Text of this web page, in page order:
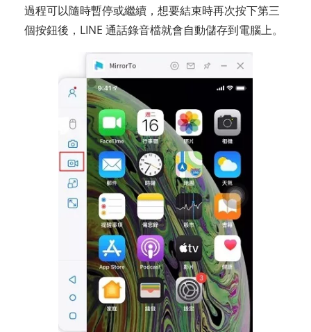
過程可以隨時暫停或繼續，想要結束時再次按下第三
個按鈕後，LINE 通話錄音檔就會自動儲存到電腦上。